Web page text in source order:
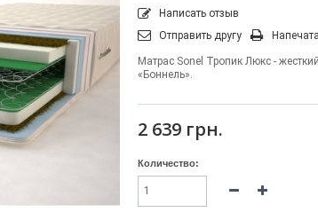
Написать отзыв
Отправить другу
Матрас Sonel Тропик Люкс -
«Боннель».
2 639 грн.
Количество: